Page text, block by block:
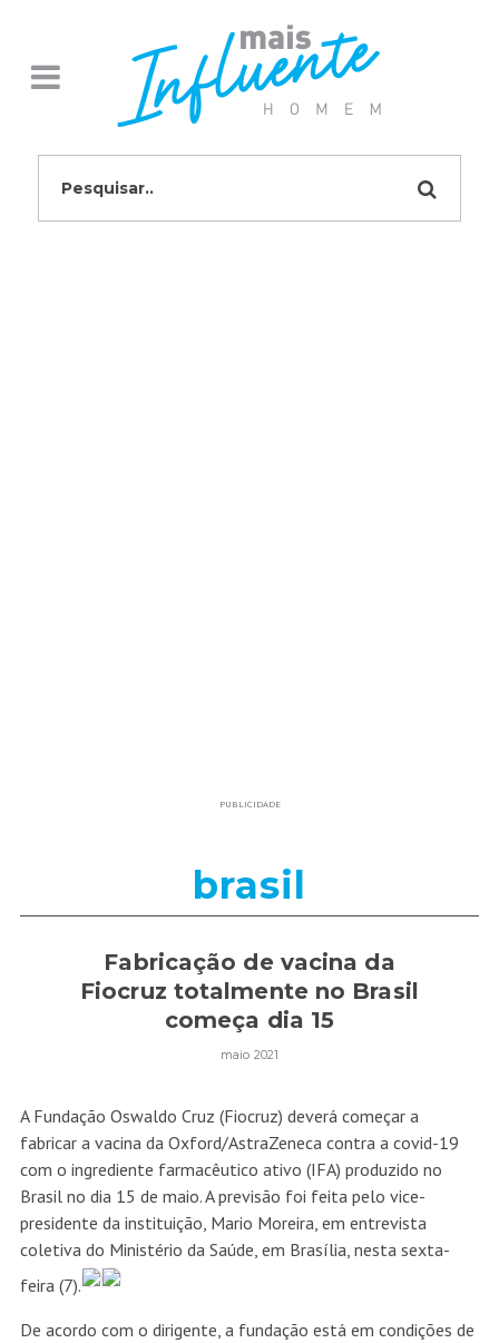
PUBLICIDADE
brasil
Fabricação de vacina da
Fiocruz totalmente no Brasil
começa dia 15
maio 2021
A Fundação Oswaldo Cruz (Fiocruz) deverá começar a
fabricar a vacina da Oxford/AstraZeneca contra a covid-19
com o ingrediente farmacêutico ativo (IFA) produzido no
Brasil no dia 15 de maio. A previsão foi feita pelo vice-
presidente da instituição, Mario Moreira, em entrevista
coletiva do Ministério da Saúde, em Brasília, nesta sexta-
feira (7).
De acordo com o dirigente, a fundação está em condições de